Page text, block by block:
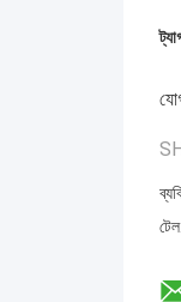
টেল: